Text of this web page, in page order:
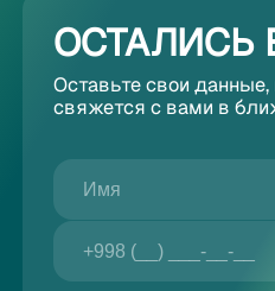
ОСТАЛИСЬ
Оставьте свои
свяжется с вами в